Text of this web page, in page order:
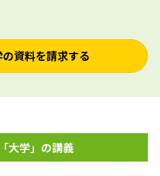
資料を請求する
大学」の講義